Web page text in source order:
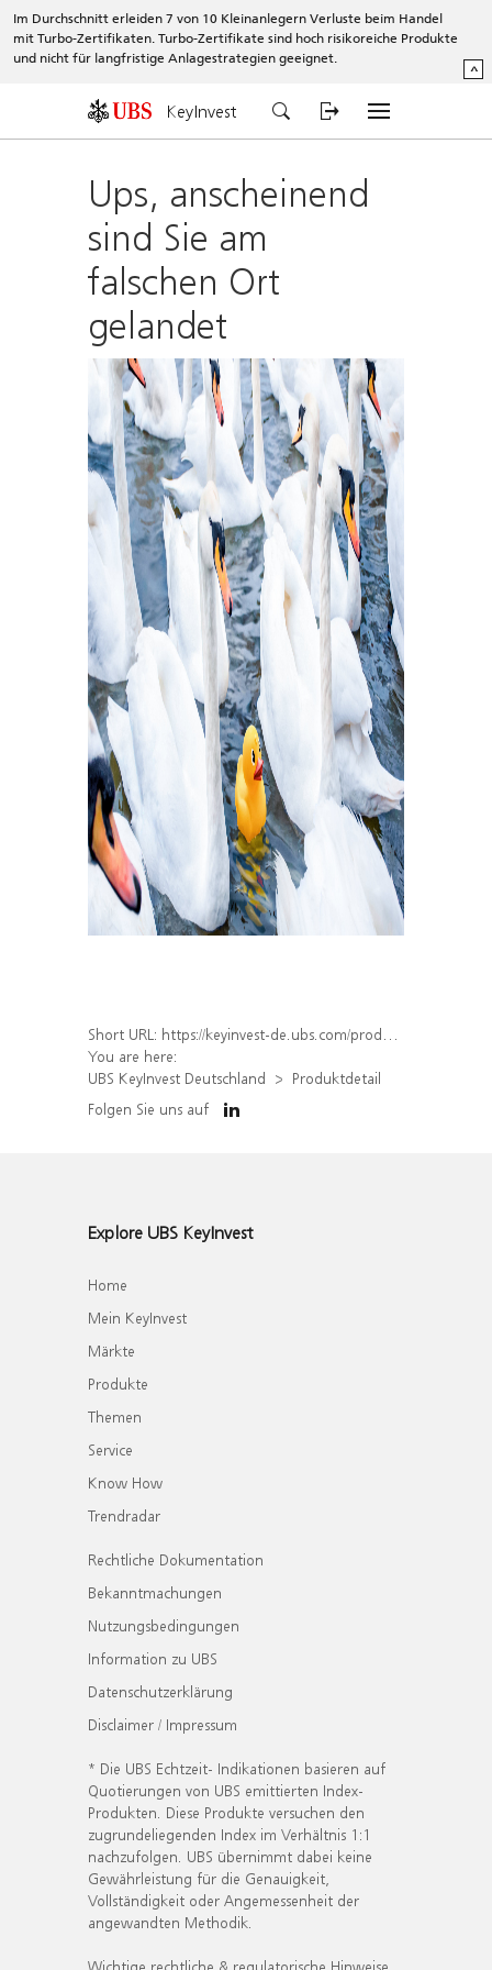
Im Durchschnitt erleiden 7 von 10 Kleinanlegern Verluste beim Handel
mit Turbo-Zertifikaten. Turbo-Zertifikate sind hoch risikoreiche Produkte
und nicht für langfristige Anlagestrategien geeignet.
^
KeyInvest
Ups, anscheinend
sind Sie am
falschen Ort
gelandet
Short URL: https://keyinvest-de.ubs.com/produkt/detail/index/isin/DE000WA3V7W9
You are here:
UBS KeyInvest Deutschland
Produktdetail
Folgen Sie uns auf
Explore UBS KeyInvest
Home
Mein KeyInvest
Märkte
Produkte
Themen
Service
Know How
Trendradar
Rechtliche Dokumentation
Bekanntmachungen
Nutzungsbedingungen
Information zu UBS
Datenschutzerklärung
Disclaimer / Impressum
* Die UBS Echtzeit- Indikationen basieren auf
Quotierungen von UBS emittierten Index-
Produkten. Diese Produkte versuchen den
zugrundeliegenden Index im Verhältnis 1:1
nachzufolgen. UBS übernimmt dabei keine
Gewährleistung für die Genauigkeit,
Vollständigkeit oder Angemessenheit der
angewandten Methodik.